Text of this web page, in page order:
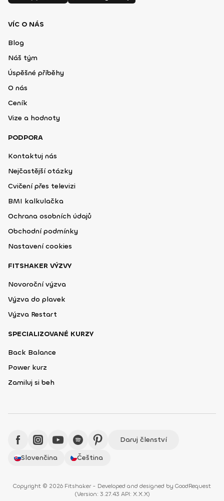
VÍC O NÁS
Blog
Náš tým
Úspěšné příběhy
O nás
Ceník
Vize a hodnoty
PODPORA
Kontaktuj nás
Nejčastější otázky
Cvičení přes televizi
BMI kalkulačka
Ochrana osobních údajů
Obchodní podmínky
Nastavení cookies
FITSHAKER VÝZVY
Novoroční výzva
Výzva do plavek
Výzva Restart
SPECIALIZOVANÉ KURZY
Back Balance
Power kurz
Zamiluj si beh
Daruj členství
Slovenčina
Čeština
Copyright © 2026 Fitshaker - Developed and designed by GoodRequest
(Version: 3.27.43 API: X.X.X)